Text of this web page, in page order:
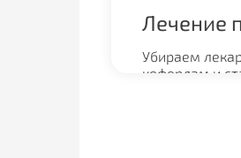
Лечение
Убираем
кофердам и